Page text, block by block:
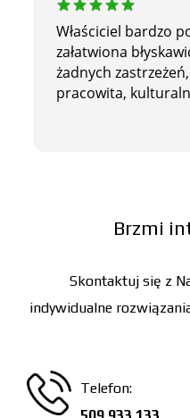
Właściciel bardzo
załatwiona
żadnych
pracowita,
Brzmi
Skontaktuj się z
indywidualne
Telefon: